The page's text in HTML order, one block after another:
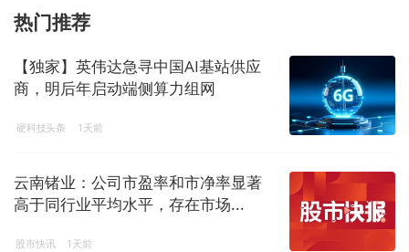
热门推荐
【独家】英伟达急寻中国AI基站供应
商，明后年启动端侧算力组网
硬科技头条 1天前
云南锗业：公司市盈率和市净率显著
高于同行业平均水平，存在市场...
股市快讯 1天前